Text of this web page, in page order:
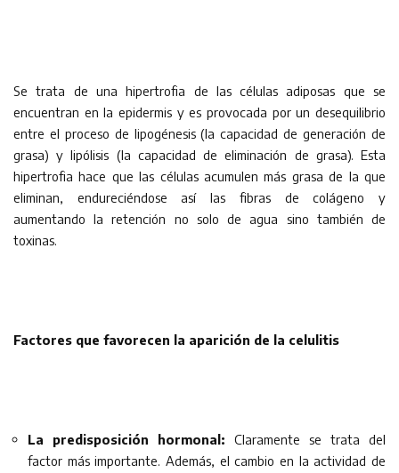
Se trata de una hipertrofia de las células adiposas que se
encuentran en la epidermis y es provocada por un desequilibrio
entre el proceso de lipogénesis (la capacidad de generación de
grasa) y lipólisis (la capacidad de eliminación de grasa). Esta
hipertrofia hace que las células acumulen más grasa de la que
eliminan, endureciéndose así las fibras de colágeno y
aumentando la retención no solo de agua sino también de
toxinas.
Factores que favorecen la aparición de la celulitis
La predisposición hormonal: Claramente se trata del
factor más importante. Además, el cambio en la actividad de